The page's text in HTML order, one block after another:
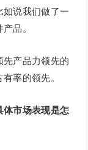
如说我们做了一
品。
先产品力领先的
率的领先。
体市场表现是怎